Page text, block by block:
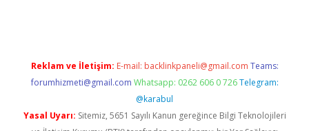
Reklam ve İletişim: E-mail: backlinkpaneli@gmail.com Teams:
forumhizmeti@gmail.com Whatsapp: 0262 606 0 726 Telegram:
@karabul
Yasal Uyarı: Sitemiz, 5651 Sayılı Kanun gereğince Bilgi Teknolojileri